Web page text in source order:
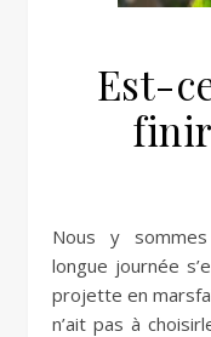
Est-
Nous y sommes : demain c’est aujourd’huiune
longue journée
projette en
n’ait pas à